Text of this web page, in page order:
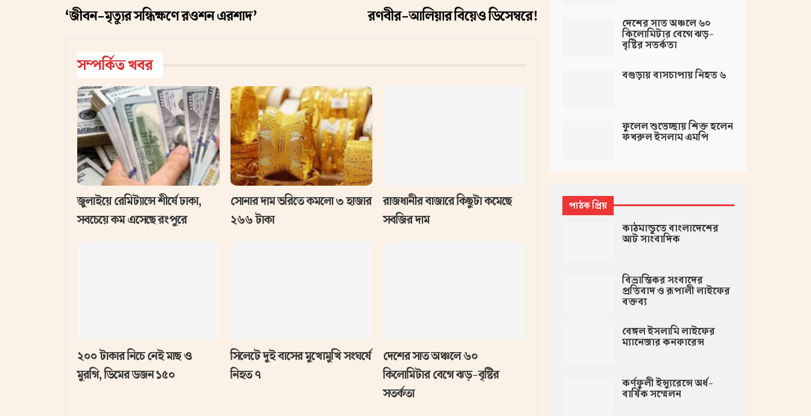
‘জীবন-মৃত্যুর সন্ধিক্ষণে রওশন এরশাদ’ রণবীর-আলিয়ার বিয়েও ডিসেম্বরে!
সম্পর্কিত খবর
জুলাইয়ে রেমিট্যান্সে শীর্ষে ঢাকা,
সবচেয়ে কম এসেছে রংপুরে
সোনার দাম ভরিতে কমলো ৩ হাজার
২৬৬ টাকা
রাজধানীর বাজারে কিছুটা কমেছে
সবজির দাম
২০০ টাকার নিচে নেই মাছ ও
মুরগি, ডিমের ডজন ১৫০
সিলেটে দুই বাসের মুখোমুখি সংঘর্ষে
নিহত ৭
দেশের সাত অঞ্চলে ৬০
কিলোমিটার বেগে ঝড়-বৃষ্টির
সতর্কতা
দেশের সাত অঞ্চলে ৬০
কিলোমিটার বেগে ঝড়-
বৃষ্টির সতর্কতা
বগুড়ায় বাসচাপায় নিহত ৬
ফুলেল শুভেচ্ছায় শিক্ত হলেন
ফখরুল ইসলাম এমপি
পাঠক প্রিয়
কাঠমান্ডুতে বাংলাদেশের
আট সাংবাদিক
বিভ্রান্তিকর সংবাদের
প্রতিবাদ ও রূপালী লাইফের
বক্তব্য
বেঙ্গল ইসলামি লাইফের
ম্যানেজার কনফারেন্স
কর্ণফুলী ইন্স্যুরেন্সে অর্ধ-
বার্ষিক সম্মেলন